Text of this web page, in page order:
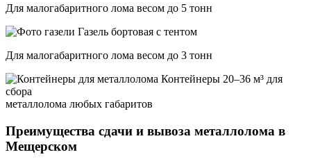
Для малогабаритного лома весом до 5 тонн
Газель бортовая с тентом
Для малогабаритного лома весом до 3 тонн
Контейнеры 20–36 м³ для
сбора
металлолома любых габаритов
Преимущества сдачи и вывоза металлолома в
Мещерском